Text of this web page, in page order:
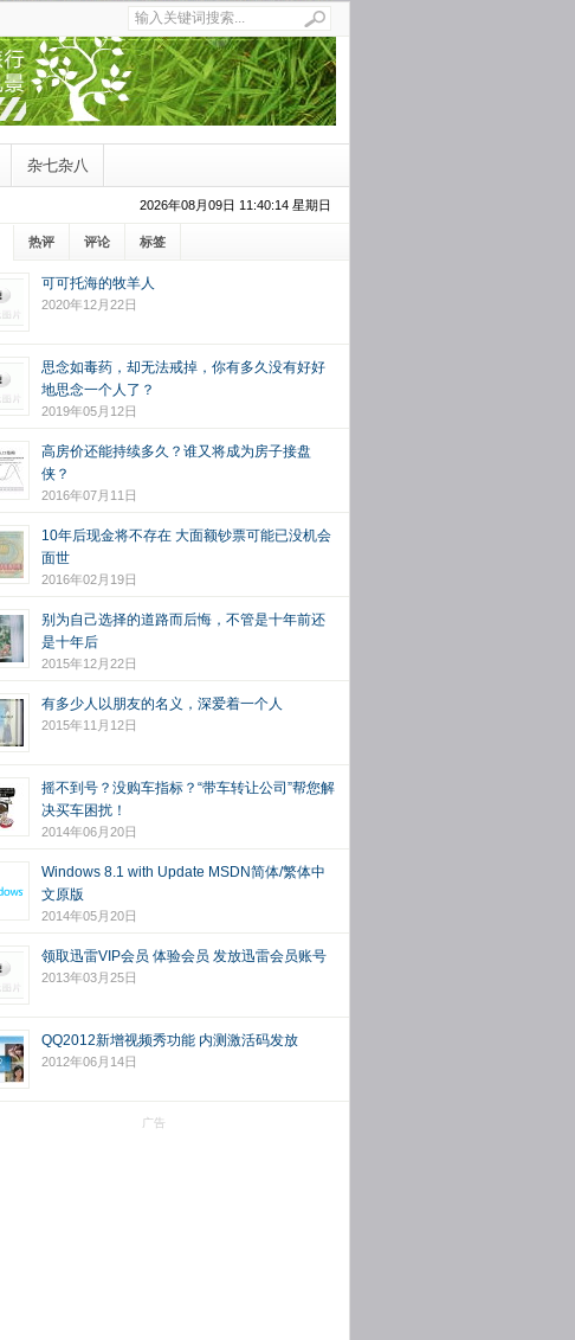
杂七杂八
2026年08月09日 11:40:15 星期日
热评 评论 标签
可可托海的牧羊人
2020年12月22日
思念如毒药，却无法戒掉，你有多久没有好好
地思念一个人了？
2019年05月12日
高房价还能持续多久？谁又将成为房子接盘
侠？
2016年07月11日
10年后现金将不存在 大面额钞票可能已没机会
面世
2016年02月19日
别为自己选择的道路而后悔，不管是十年前还
是十年后
2015年12月22日
有多少人以朋友的名义，深爱着一个人
2015年11月12日
摇不到号？没购车指标？“带车转让公司”帮您解
决买车困扰！
2014年06月20日
Windows 8.1 with Update MSDN简体/繁体中
文原版
2014年05月20日
领取迅雷VIP会员 体验会员 发放迅雷会员账号
2013年03月25日
QQ2012新增视频秀功能 内测激活码发放
2012年06月14日
广告